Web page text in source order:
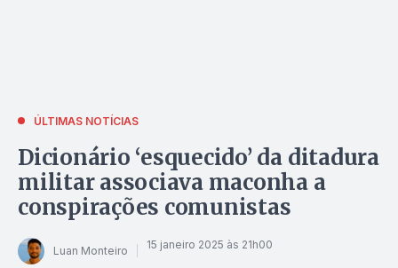
ÚLTIMAS NOTÍCIAS
Dicionário ‘esquecido’ da ditadura
militar associava maconha a
conspirações comunistas
Luan Monteiro 15 janeiro 2025 às 21h00